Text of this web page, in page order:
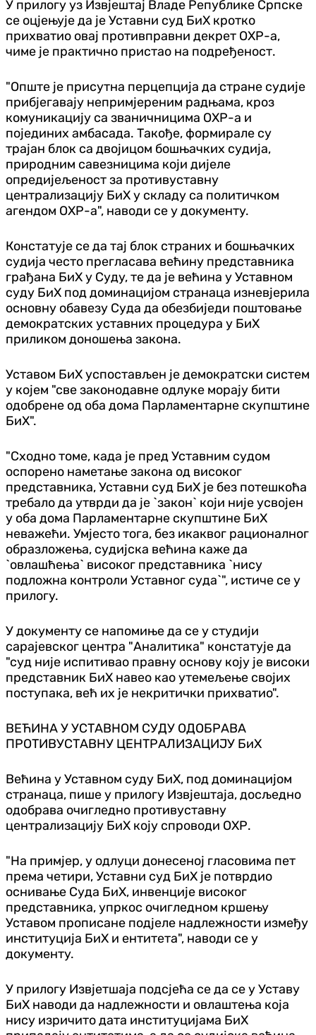
У прилогу уз Извјештај Владе Републике Српске
се оцјењује да је Уставни суд БиХ кротко
прихватио овај противправни декрет ОХР-а,
чиме је практично пристао на подређеност.
"Опште је присутна перцепција да стране судије
прибјегавају непримјереним радњама, кроз
комуникацију са званичницима ОХР-а и
појединих амбасада. Такође, формирале су
трајан блок са двојицом бошњачких судија,
природним савезницима који дијеле
опредијељеност за противуставну
централизацију БиХ у складу са политичком
агендом ОХР-а", наводи се у документу.
Констатује се да тај блок страних и бошњачких
судија често прегласава већину представника
грађана БиХ у Суду, те да је већина у Уставном
суду БиХ под доминацијом странаца изневјерила
основну обавезу Суда да обезбиједи поштовање
демократских уставних процедура у БиХ
приликом доношења закона.
Уставом БиХ успостављен је демократски систем
у којем "све законодавне одлуке морају бити
одобрене од оба дома Парламентарне скупштине
БиХ".
"Сходно томе, када је пред Уставним судом
оспорено наметање закона од високог
представника, Уставни суд БиХ је без потешкоћа
требало да утврди да је `закон` који није усвојен
у оба дома Парламентарне скупштине БиХ
неважећи. Умјесто тога, без икаквог рационалног
образложења, судијска већина каже да
`овлашћења` високог представника `нису
подложна контроли Уставног суда`", истиче се у
прилогу.
У документу се напомиње да се у студији
сарајевског центра "Аналитика" констатује да
"суд није испитивао правну основу коју је високи
представник БиХ навео као утемељење својих
поступака, већ их је некритички прихватио".
ВЕЋИНА У УСТАВНОМ СУДУ ОДОБРАВА
ПРОТИВУСТАВНУ ЦЕНТРАЛИЗАЦИЈУ БиХ
Већина у Уставном суду БиХ, под доминацијом
странаца, пише у прилогу Извјештаја, досљедно
одобрава очигледно противуставну
централизацију БиХ коју спроводи ОХР.
"На примјер, у одлуци донесеној гласовима пет
према четири, Уставни суд БиХ је потврдио
оснивање Суда БиХ, инвенције високог
представника, упркос очигледном кршењу
Уставом прописане под‌јеле надлежности између
институција БиХ и ентитета", наводи се у
документу.
У прилогу Извјетшаја подсјећа се да се у Уставу
БиХ наводи да надлежности и овлаштења која
нису изричито дата институцијама БиХ